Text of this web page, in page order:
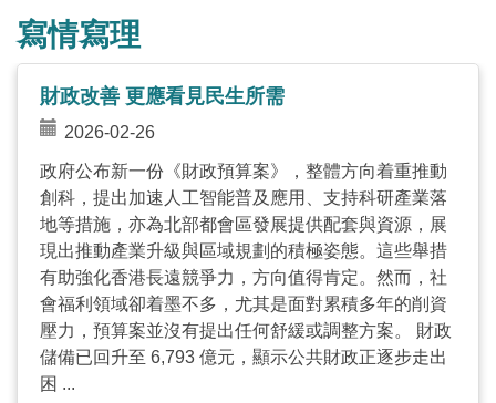
寫情寫理
財政改善 更應看見民生所需
2026-02-26
政府公布新一份《財政預算案》，整體方向着重推動
創科，提出加速人工智能普及應用、支持科研產業落
地等措施，亦為北部都會區發展提供配套與資源，展
現出推動產業升級與區域規劃的積極姿態。這些舉措
有助強化香港長遠競爭力，方向值得肯定。然而，社
會福利領域卻着墨不多，尤其是面對累積多年的削資
壓力，預算案並沒有提出任何舒緩或調整方案。 財政
儲備已回升至 6,793 億元，顯示公共財政正逐步走出
困 ...